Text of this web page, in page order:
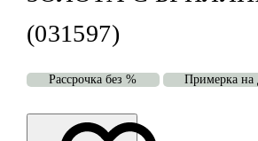
(031597)
Рассрочка без % Примерка на